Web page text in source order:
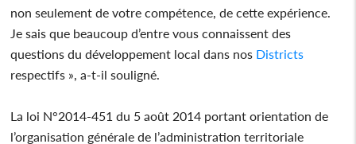
non seulement de votre compétence, de cette expérience.
Je sais que beaucoup d’entre vous connaissent des
questions du développement local dans nos Districts
respectifs », a-t-il souligné.
La loi N°2014-451 du 5 août 2014 portant orientation de
l’organisation générale de l’administration territoriale